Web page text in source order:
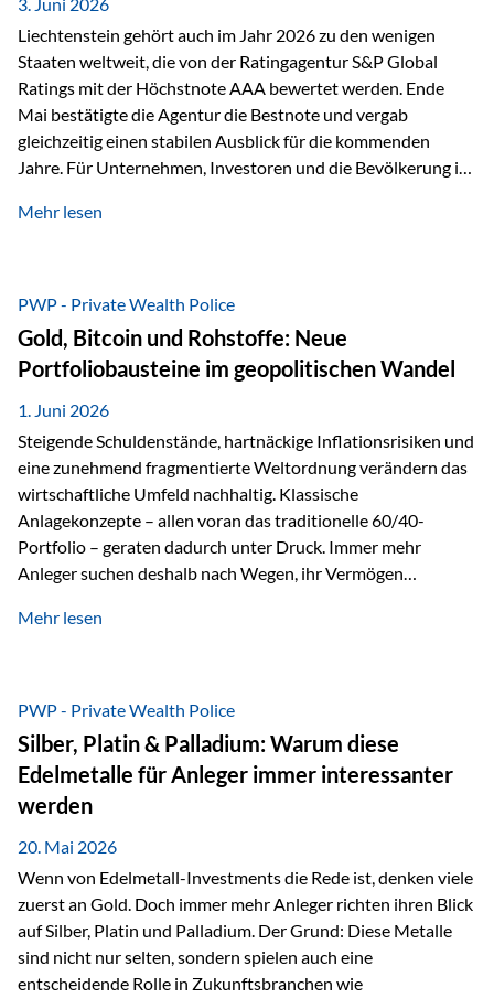
Liechtenstein gehört auch im Jahr 2026 zu den wenigen
Staaten weltweit, die von der Ratingagentur S&P Global
Ratings mit der Höchstnote AAA bewertet werden. Ende
Mai bestätigte die Agentur die Bestnote und vergab
gleichzeitig einen stabilen Ausblick für die kommenden
Jahre. Für Unternehmen, Investoren und die Bevölkerung ist
finanzielle Stabilität des Landes sowie das Vertrauen
trotz Herausforderungen Die weltwirtschaftlichen
Rahmenbedingungen bleiben anspruchsvoll. Geopolitische
Unsicherheiten, eine verhaltene Investitionstätigkeit und
eine schwächere Nachfrage in wichtigen Exportmärkten
beeinflussen auch die liechtensteinische Wirtschaft.
Dennoch sieht…
Mehr lesen
PWP - Private Wealth Police
Gold, Bitcoin und Rohstoffe: Neue
Portfoliobausteine im geopolitischen Wandel
1. Juni 2026
Steigende Schuldenstände, hartnäckige Inflationsrisiken und
eine zunehmend fragmentierte Weltordnung verändern das
wirtschaftliche Umfeld nachhaltig. Klassische
Anlagekonzepte – allen voran das traditionelle 60/40-
Portfolio – geraten dadurch unter Druck. Immer mehr
Anleger suchen deshalb nach Wegen, ihr Vermögen
Unsicherheit abzusichern. Genau hier rücken reale und
monetäre Rolle zurück Gold erlebt derzeit eine
bemerkenswerte Renaissance als monetärer Wertspeicher.
Treiber sind Rekordkäufe der Zentralbanken, geopolitische
Spannungen und ein schleichender Vertrauensverlust in
ungedeckte Papierwährungen. Wie groß dieser
Vertrauensverlust ausfällt, zeigt ein nüchterner
Mehr lesen
PWP - Private Wealth Police
Silber, Platin & Palladium: Warum diese
Edelmetalle für Anleger immer interessanter
werden
20. Mai 2026
Wenn von Edelmetall-Investments die Rede ist, denken viele
zuerst an Gold. Doch immer mehr Anleger richten ihren Blick
auf Silber, Platin und Palladium. Der Grund: Diese Metalle
sind nicht nur selten, sondern spielen auch eine
entscheidende Rolle in Zukunftsbranchen wie